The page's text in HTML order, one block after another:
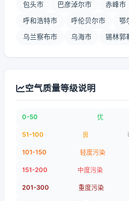
包头市 巴彦淖尔市 赤峰市
呼和浩特市 呼伦贝尔市 鄂
乌兰察布市 乌海市 锡林郭
空气质量等级说明
0-50 优
51-100 良
101-150 轻度污染
151-200 中度污染
201-300 重度污染